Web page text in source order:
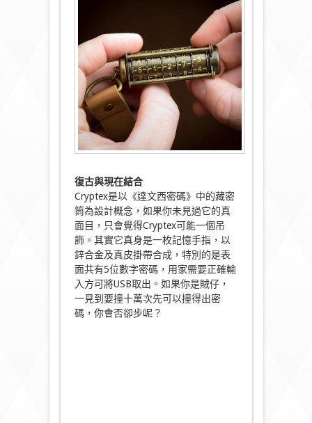
復古與現在結合
Cryptex是以《達文西密碼》中的藏密
筒為設計概念，如果你未見過它的真
面目，只會覺得Cryptex可能一個吊
飾。其實它真身是一枚記憶手指，以
鋅合金及真皮掛帶合成，特別的是表
面共有5位數字密碼，用家需要正確輸
入方可將USB取出。如果你是賊仔，
一見到要撞十萬次先可以撞得出密
碼，你會否卻步呢？